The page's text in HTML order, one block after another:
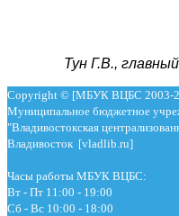
Тун Г.В.,
Copyright © [МБУК ВЦБС 2003-
Муниципальное бюджетное
"Владивостокская
Владивосток [vladlib.ru]
Часы работы МБУК ВЦБС:
Вт - Пт 11:00 - 19:00
Сб - Вс 10:00 - 18:00